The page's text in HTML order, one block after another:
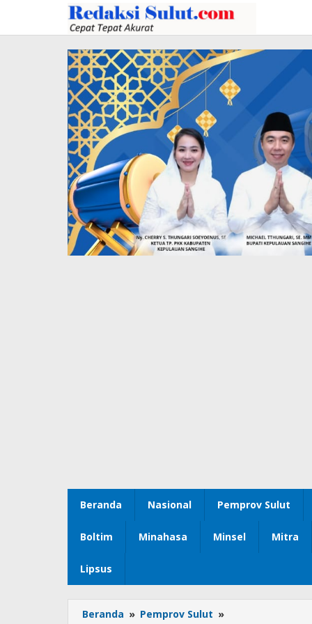
konten
Beranda Nasional Pemprov Sulut
Boltim Minahasa Minsel Mitra
Lipsus
Beranda » Pemprov Sulut »